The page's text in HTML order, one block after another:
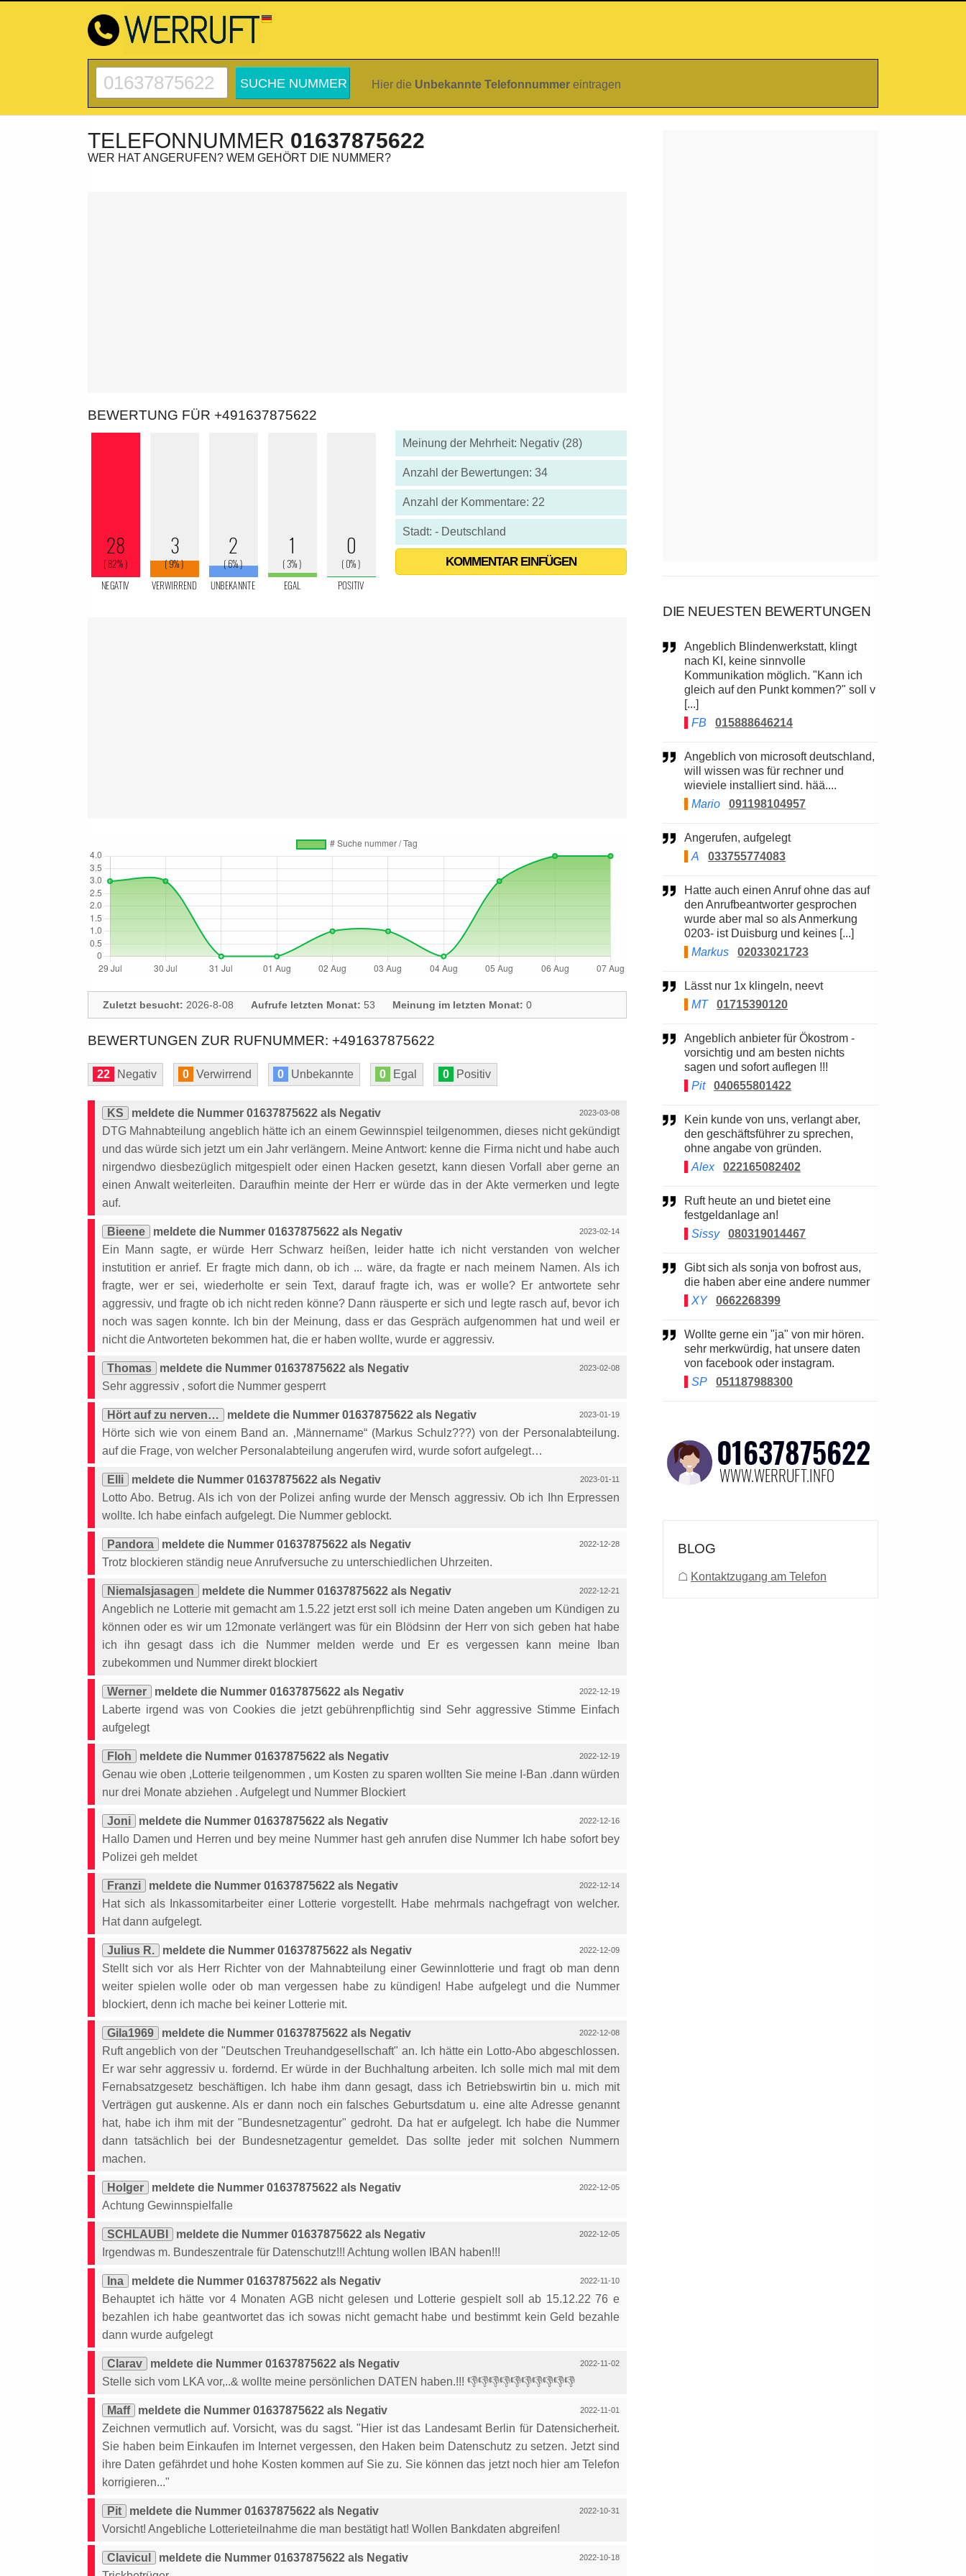
Hier die Unbekannte Telefonnummer eintragen
TELEFONNUMMER 01637875622
WER HAT ANGERUFEN? WEM GEHÖRT DIE NUMMER?
BEWERTUNG FÜR +491637875622
Meinung der Mehrheit: Negativ (28)
Anzahl der Bewertungen: 34
Anzahl der Kommentare: 22
Stadt: - Deutschland
KOMMENTAR EINFÜGEN
Zuletzt besucht: 2026-8-08 Aufrufe letzten Monat: 53 Meinung im letzten Monat: 0
BEWERTUNGEN ZUR RUFNUMMER: +491637875622
22 Negativ 0 Verwirrend 0 Unbekannte 0 Egal 0 Positiv
2023-03-08
KS
meldete die Nummer 01637875622 als Negativ
DTG Mahnabteilung angeblich hätte ich an einem Gewinnspiel teilgenommen, dieses nicht gekündigt
und das würde sich jetzt um ein Jahr verlängern. Meine Antwort: kenne die Firma nicht und habe auch
nirgendwo diesbezüglich mitgespielt oder einen Hacken gesetzt, kann diesen Vorfall aber gerne an
einen Anwalt weiterleiten. Daraufhin meinte der Herr er würde das in der Akte vermerken und legte
auf.
2023-02-14
Bieene
meldete die Nummer 01637875622 als Negativ
Ein Mann sagte, er würde Herr Schwarz heißen, leider hatte ich nicht verstanden von welcher
instutition er anrief. Er fragte mich dann, ob ich ... wäre, da fragte er nach meinem Namen. Als ich
fragte, wer er sei, wiederholte er sein Text, darauf fragte ich, was er wolle? Er antwortete sehr
aggressiv, und fragte ob ich nicht reden könne? Dann räusperte er sich und legte rasch auf, bevor ich
noch was sagen konnte. Ich bin der Meinung, dass er das Gespräch aufgenommen hat und weil er
nicht die Antworteten bekommen hat, die er haben wollte, wurde er aggressiv.
2023-02-08
Thomas
meldete die Nummer 01637875622 als Negativ
Sehr aggressiv , sofort die Nummer gesperrt
2023-01-19
Hört auf zu nerven…
meldete die Nummer 01637875622 als Negativ
Hörte sich wie von einem Band an. ‚Männername“ (Markus Schulz???) von der Personalabteilung.
auf die Frage, von welcher Personalabteilung angerufen wird, wurde sofort aufgelegt…
2023-01-11
Elli
meldete die Nummer 01637875622 als Negativ
Lotto Abo. Betrug. Als ich von der Polizei anfing wurde der Mensch aggressiv. Ob ich Ihn Erpressen
wollte. Ich habe einfach aufgelegt. Die Nummer geblockt.
2022-12-28
Pandora
meldete die Nummer 01637875622 als Negativ
Trotz blockieren ständig neue Anrufversuche zu unterschiedlichen Uhrzeiten.
2022-12-21
Niemalsjasagen
meldete die Nummer 01637875622 als Negativ
Angeblich ne Lotterie mit gemacht am 1.5.22 jetzt erst soll ich meine Daten angeben um Kündigen zu
können oder es wir um 12monate verlängert was für ein Blödsinn der Herr von sich geben hat habe
ich ihn gesagt dass ich die Nummer melden werde und Er es vergessen kann meine Iban
zubekommen und Nummer direkt blockiert
2022-12-19
Werner
meldete die Nummer 01637875622 als Negativ
Laberte irgend was von Cookies die jetzt gebührenpflichtig sind Sehr aggressive Stimme Einfach
aufgelegt
2022-12-19
Floh
meldete die Nummer 01637875622 als Negativ
Genau wie oben ,Lotterie teilgenommen , um Kosten zu sparen wollten Sie meine I-Ban .dann würden
nur drei Monate abziehen . Aufgelegt und Nummer Blockiert
2022-12-16
Joni
meldete die Nummer 01637875622 als Negativ
Hallo Damen und Herren und bey meine Nummer hast geh anrufen dise Nummer Ich habe sofort bey
Polizei geh meldet
2022-12-14
Franzi
meldete die Nummer 01637875622 als Negativ
Hat sich als Inkassomitarbeiter einer Lotterie vorgestellt. Habe mehrmals nachgefragt von welcher.
Hat dann aufgelegt.
2022-12-09
Julius R.
meldete die Nummer 01637875622 als Negativ
Stellt sich vor als Herr Richter von der Mahnabteilung einer Gewinnlotterie und fragt ob man denn
weiter spielen wolle oder ob man vergessen habe zu kündigen! Habe aufgelegt und die Nummer
blockiert, denn ich mache bei keiner Lotterie mit.
2022-12-08
Gila1969
meldete die Nummer 01637875622 als Negativ
Ruft angeblich von der "Deutschen Treuhandgesellschaft" an. Ich hätte ein Lotto-Abo abgeschlossen.
Er war sehr aggressiv u. fordernd. Er würde in der Buchhaltung arbeiten. Ich solle mich mal mit dem
Fernabsatzgesetz beschäftigen. Ich habe ihm dann gesagt, dass ich Betriebswirtin bin u. mich mit
Verträgen gut auskenne. Als er dann noch ein falsches Geburtsdatum u. eine alte Adresse genannt
hat, habe ich ihm mit der "Bundesnetzagentur" gedroht. Da hat er aufgelegt. Ich habe die Nummer
dann tatsächlich bei der Bundesnetzagentur gemeldet. Das sollte jeder mit solchen Nummern
machen.
2022-12-05
Holger
meldete die Nummer 01637875622 als Negativ
Achtung Gewinnspielfalle
2022-12-05
SCHLAUBI
meldete die Nummer 01637875622 als Negativ
Irgendwas m. Bundeszentrale für Datenschutz!!! Achtung wollen IBAN haben!!!
2022-11-10
Ina
meldete die Nummer 01637875622 als Negativ
Behauptet ich hätte vor 4 Monaten AGB nicht gelesen und Lotterie gespielt soll ab 15.12.22 76 e
bezahlen ich habe geantwortet das ich sowas nicht gemacht habe und bestimmt kein Geld bezahle
dann wurde aufgelegt
2022-11-02
Clarav
meldete die Nummer 01637875622 als Negativ
Stelle sich vom LKA vor,..& wollte meine persönlichen DATEN haben.!!! 👎👎👎👎👎👎👎👎👎👎
2022-11-01
Maff
meldete die Nummer 01637875622 als Negativ
Zeichnen vermutlich auf. Vorsicht, was du sagst. "Hier ist das Landesamt Berlin für Datensicherheit.
Sie haben beim Einkaufen im Internet vergessen, den Haken beim Datenschutz zu setzen. Jetzt sind
ihre Daten gefährdet und hohe Kosten kommen auf Sie zu. Sie können das jetzt noch hier am Telefon
korrigieren..."
2022-10-31
Pit
meldete die Nummer 01637875622 als Negativ
Vorsicht! Angebliche Lotterieteilnahme die man bestätigt hat! Wollen Bankdaten abgreifen!
2022-10-18
Clavicul
meldete die Nummer 01637875622 als Negativ
DIE NEUESTEN BEWERTUNGEN
Angeblich Blindenwerkstatt, klingt
nach KI, keine sinnvolle
Kommunikation möglich. "Kann ich
gleich auf den Punkt kommen?" soll v
[...]
FB
015888646214
Angeblich von microsoft deutschland,
will wissen was für rechner und
wieviele installiert sind. hää....
Mario
091198104957
Angerufen, aufgelegt
A
033755774083
Hatte auch einen Anruf ohne das auf
den Anrufbeantworter gesprochen
wurde aber mal so als Anmerkung
0203- ist Duisburg und keines [...]
Markus
02033021723
Lässt nur 1x klingeln, neevt
MT
01715390120
Angeblich anbieter für Ökostrom -
vorsichtig und am besten nichts
sagen und sofort auflegen !!!
Pit
040655801422
Kein kunde von uns, verlangt aber,
den geschäftsführer zu sprechen,
ohne angabe von gründen.
Alex
022165082402
Ruft heute an und bietet eine
festgeldanlage an!
Sissy
080319014467
Gibt sich als sonja von bofrost aus,
die haben aber eine andere nummer
XY
0662268399
Wollte gerne ein "ja" von mir hören.
sehr merkwürdig, hat unsere daten
von facebook oder instagram.
SP
051187988300
BLOG
☖ Kontaktzugang am Telefon